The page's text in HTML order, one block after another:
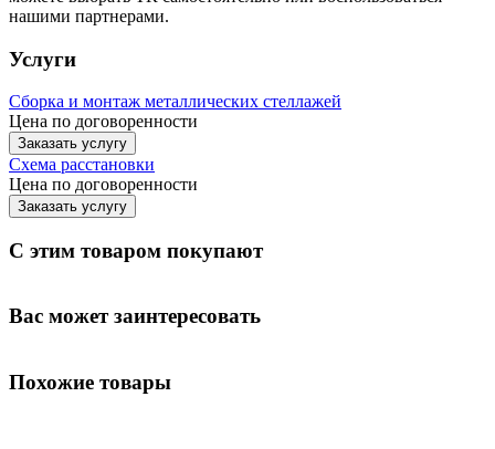
нашими партнерами.
Услуги
Сборка и монтаж металлических стеллажей
Цена по договоренности
Заказать услугу
Схема расстановки
Цена по договоренности
Заказать услугу
С этим товаром покупают
Вас может заинтересовать
Похожие товары